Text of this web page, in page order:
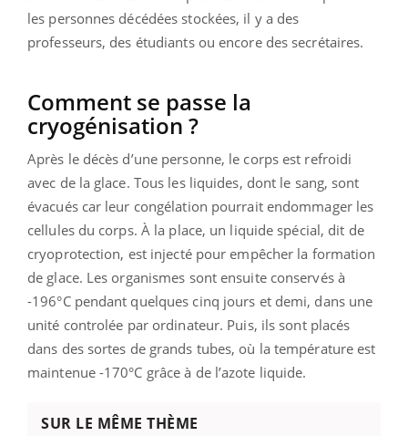
les personnes décédées stockées, il y a des
professeurs, des étudiants ou encore des secrétaires.
Comment se passe la
cryogénisation ?
Après le décès d’une personne, le corps est refroidi
avec de la glace. Tous les liquides, dont le sang, sont
évacués car leur congélation pourrait endommager les
cellules du corps. À la place, un liquide spécial, dit de
cryoprotection, est injecté pour empêcher la formation
de glace. Les organismes sont ensuite conservés à
-196°C pendant quelques cinq jours et demi, dans une
unité controlée par ordinateur. Puis, ils sont placés
dans des sortes de grands tubes, où la température est
maintenue -170°C grâce à de l’azote liquide.
SUR LE MÊME THÈME